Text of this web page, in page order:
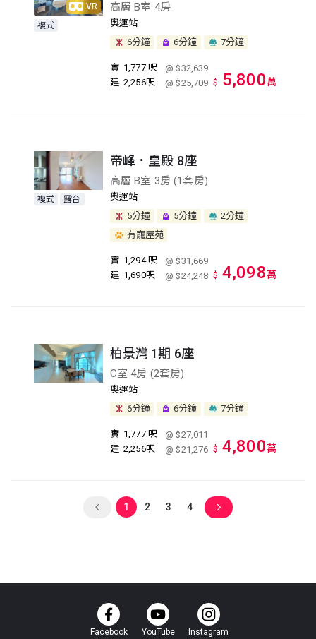
VR
複式
高層 B室 4房
奧運站
6分鐘
6分鐘 7分鐘
實 1,777 呎
@ $32,639
建 2,256呎 @ $25,709 $ 5,800萬
複式 露台
帝峰．皇殿 8座
高層 B室 3房 (1套房)
奧運站
5分鐘
5分鐘
2分鐘
有寵屋苑
實 1,294 呎
@ $31,669
建 1,690呎 @ $24,248 $ 4,098萬
柏景灣 1期 6座
C室 4房 (2套房)
奧運站
6分鐘
6分鐘 7分鐘
實 1,777 呎
@ $27,011
建 2,256呎 @ $21,276 $ 4,800萬
1 2 3 4
Facebook YouTube Instagram